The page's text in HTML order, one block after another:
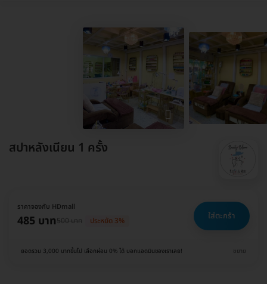
สปาหลังเนียน 1 ครั้ง
ราคาจองกับ HDmall
485 บาท500 บาท ประหยัด 3% ใส่ตะกร้า
ยอดรวม 3,000 บาทขึ้นไป เลือกผ่อน 0% ได้ บอกแอดมินของเราเลย! ขยาย